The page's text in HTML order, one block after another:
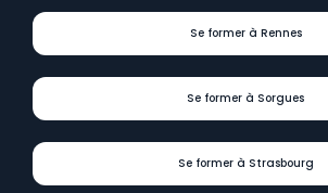
Se former à Rennes
Se former à Sorgues
Se former à Strasbourg